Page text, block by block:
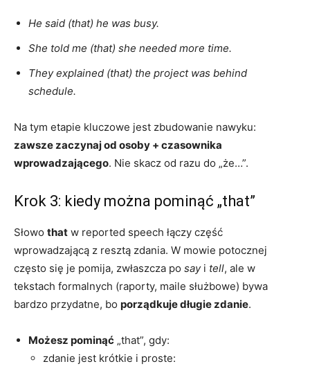
He said (that) he was busy.
She told me (that) she needed more time.
They explained (that) the project was behind
schedule.
Na tym etapie kluczowe jest zbudowanie nawyku:
zawsze zaczynaj od osoby + czasownika
wprowadzającego. Nie skacz od razu do „że…”.
Krok 3: kiedy można pominąć „that”
Słowo that w reported speech łączy część
wprowadzającą z resztą zdania. W mowie potocznej
często się je pomija, zwłaszcza po sayi tell, ale w
tekstach formalnych (raporty, maile służbowe) bywa
bardzo przydatne, bo porządkuje długie zdanie.
Możesz pominąć „that”, gdy:
zdanie jest krótkie i proste: